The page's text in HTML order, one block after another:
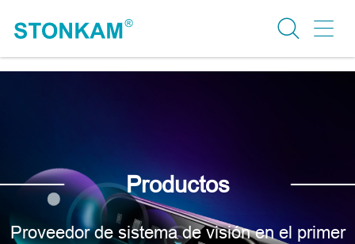
Productos
Proveedor de sistema de visión en el primer